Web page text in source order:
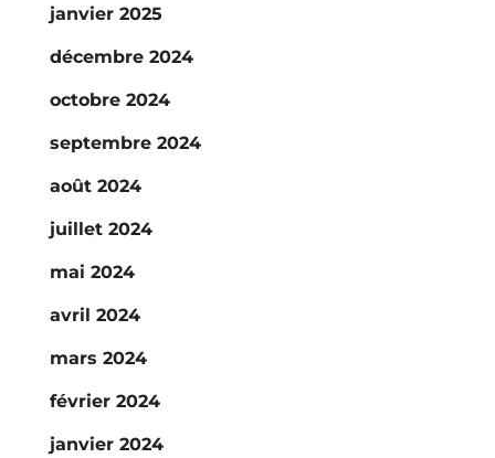
janvier 2025
décembre 2024
octobre 2024
septembre 2024
août 2024
juillet 2024
mai 2024
avril 2024
mars 2024
février 2024
janvier 2024